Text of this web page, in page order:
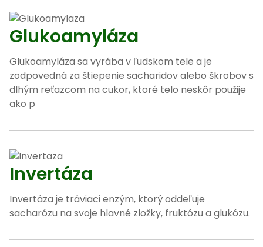
Glukoamyláza
Glukoamyláza sa vyrába v ľudskom tele a je
zodpovedná za štiepenie sacharidov alebo škrobov s
dlhým reťazcom na cukor, ktoré telo neskôr použije
ako p
Invertáza
Invertáza je tráviaci enzým, ktorý oddeľuje
sacharózu na svoje hlavné zložky, fruktózu a glukózu.